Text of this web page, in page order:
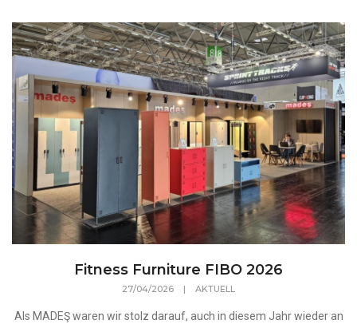
Fitness Furniture FIBO 2026
27/04/2026 | AKTUELL
Als MADEŞ waren wir stolz darauf, auch in diesem Jahr wieder an